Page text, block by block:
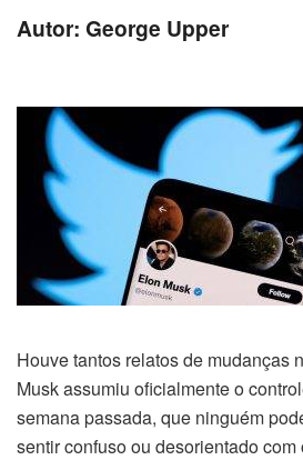
Autor: George Upper
Houve tantos relatos de mudanças
Musk assumiu oficialmente o
semana passada, que ninguém
sentir confuso ou desorientado com